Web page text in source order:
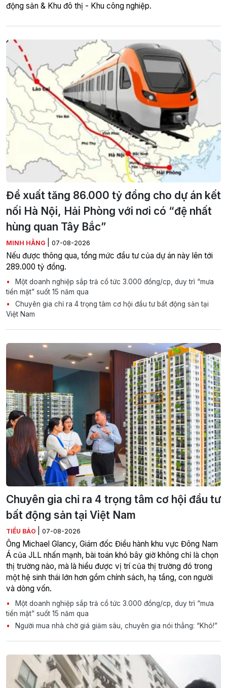
động sản & Khu đô thị - Khu công nghiệp.
Đề xuất tăng 86.000 tỷ đồng cho dự án kết
nối Hà Nội, Hải Phòng với nơi có “đệ nhất
hùng quan Tây Bắc”
MINH HẰNG 07-08-2026
Nếu được thông qua, tổng mức đầu tư của dự án này lên tới
289.000 tỷ đồng.
Một doanh nghiệp sắp trả cổ tức 3.000 đồng/cp, duy trì “mưa
tiền mặt” suốt 15 năm qua
Chuyên gia chỉ ra 4 trọng tâm cơ hội đầu tư bất động sản tại
Việt Nam
Chuyên gia chỉ ra 4 trọng tâm cơ hội đầu tư
bất động sản tại Việt Nam
TIỂU BẢO 07-08-2026
Ông Michael Glancy, Giám đốc Điều hành khu vực Đông Nam
Á của JLL nhấn mạnh, bài toán khó bây giờ không chỉ là chọn
thị trường nào, mà là hiểu được vị trí của thị trường đó trong
một hệ sinh thái lớn hơn gồm chính sách, hạ tầng, con người
và dòng vốn.
Một doanh nghiệp sắp trả cổ tức 3.000 đồng/cp, duy trì “mưa
tiền mặt” suốt 15 năm qua
Người mua nhà chờ giá giảm sâu, chuyên gia nói thẳng: “Khó!”